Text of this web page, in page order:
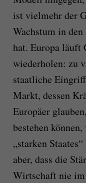
ist vielmehr der
Wachstum in
hat. Europa läuft
wiederholen: zu
staatliche
Markt, dessen
Europäer
bestehen
„starken
aber, dass die
Wirtschaft nie im